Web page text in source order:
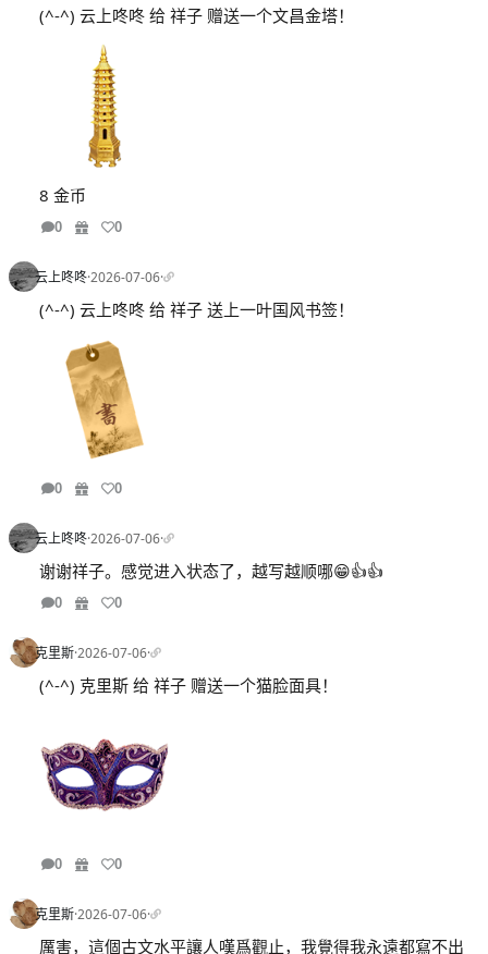
(^-^) 云上咚咚 给 祥子 赠送一个文昌金塔！
8 金币
0 0
云上咚咚·2026-07-06·
(^-^) 云上咚咚 给 祥子 送上一叶国风书签！
0 0
云上咚咚·2026-07-06·
谢谢祥子。感觉进入状态了，越写越顺哪😁👍👍
0 0
克里斯·2026-07-06·
(^-^) 克里斯 给 祥子 赠送一个猫脸面具！
0 0
克里斯·2026-07-06·
厲害，這個古文水平讓人嘆爲觀止，我覺得我永遠都寫不出